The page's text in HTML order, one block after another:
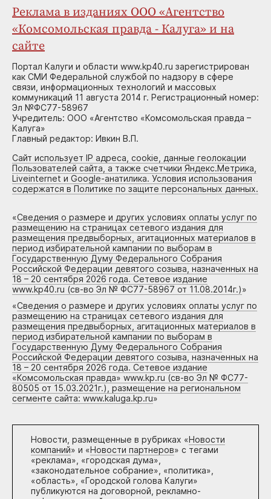
Реклама в изданиях ООО «Агентство
«Комсомольская правда - Калуга» и на
сайте
Портал Калуги и области www.kp40.ru зарегистрирован
как СМИ Федеральной службой по надзору в сфере
связи, информационных технологий и массовых
коммуникаций 11 августа 2014 г. Регистрационный номер:
Эл №ФС77-58967
Учредитель: ООО «Агентство «Комсомольская правда –
Калуга»
Главный редактор: Ивкин В.П.
Сайт использует IP адреса, cookie, данные геолокации
Пользователей сайта, а также счетчики Яндекс.Метрика,
Liveinternet и Google-анатилика. Условия использования
содержатся в Политике по защите персональных данных.
«Сведения о размере и других условиях оплаты услуг по
размещению на страницах сетевого издания для
размещения предвыборных, агитационных материалов в
период избирательной кампании по выборам в
Государственную Думу Федерального Собрания
Российской Федерации девятого созыва, назначенных на
18 – 20 сентября 2026 года. Сетевое издание
www.kp40.ru (св-во Эл № ФС77-58967 от 11.08.2014г.)»
«Сведения о размере и других условиях оплаты услуг по
размещению на страницах сетевого издания для
размещения предвыборных, агитационных материалов в
период избирательной кампании по выборам в
Государственную Думу Федерального Собрания
Российской Федерации девятого созыва, назначенных на
18 – 20 сентября 2026 года. Сетевое издание
«Комсомольская правда» www.kp.ru (св-во Эл № ФС77-
80505 от 15.03.2021г.), размещение на региональном
сегменте сайта: www.kaluga.kp.ru»
Новости, размещенные в рубриках «Новости
компаний» и «Новости партнеров» с тегами
«реклама», «городская дума»,
«законодательное собрание», «политика»,
«область», «Городской голова Калуги»
публикуются на договорной, рекламно-